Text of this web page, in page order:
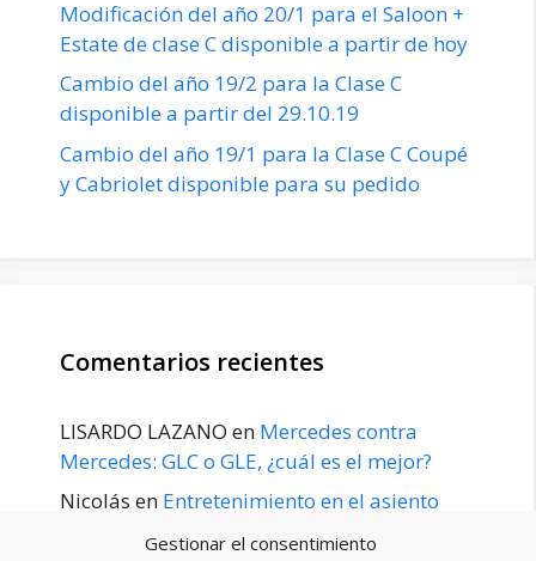
Gestionar el consentimiento
Modificación del año 20/1 para el Saloon +
Estate de clase C disponible a partir de hoy
Cambio del año 19/2 para la Clase C
disponible a partir del 29.10.19
Cambio del año 19/1 para la Clase C Coupé
y Cabriolet disponible para su pedido
Comentarios recientes
LISARDO LAZANO en Mercedes contra
Mercedes: GLC o GLE, ¿cuál es el mejor?
Nicolás en Entretenimiento en el asiento
trasero para el GLE / GLS disponible a